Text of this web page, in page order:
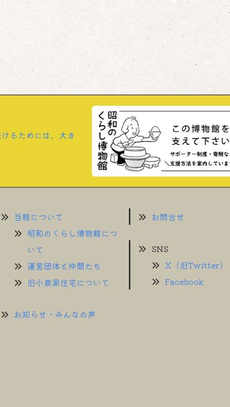
るためには、大き
当館について
昭和のくらし博物館につ
いて
運営団体と仲間たち
旧小泉家住宅について
お知らせ・みんなの声
お問合せ
SNS
X（旧Twitter）
Facebook